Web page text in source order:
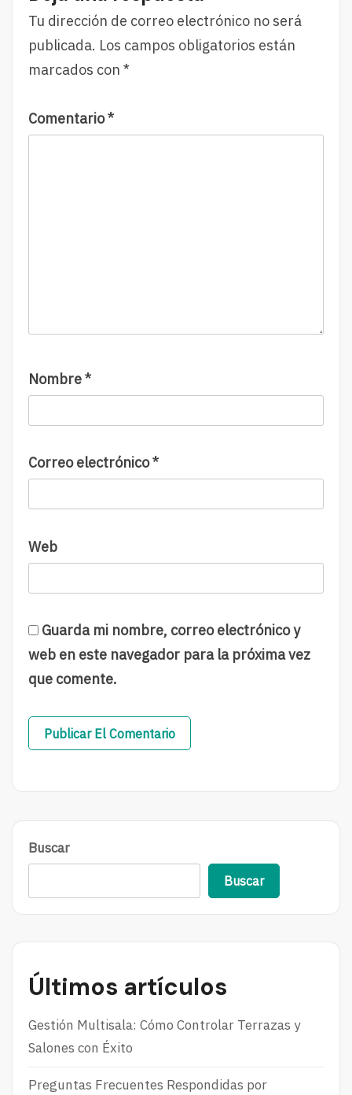
Tu dirección de correo electrónico no será
publicada. Los campos obligatorios están
marcados con *
Comentario*
Nombre*
Correo electrónico*
Web
Guarda mi nombre, correo electrónico y
web en este navegador para la próxima vez
que comente.
Buscar
Buscar
Últimos artículos
Gestión Multisala: Cómo Controlar Terrazas y
Salones con Éxito
Preguntas Frecuentes Respondidas por